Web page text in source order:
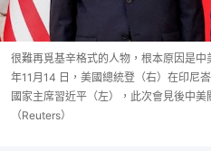
很難再覓基辛格式的人物，根本原因是
年11月14 日，美國總統登（右）在印尼
國家主席習近平（左），此次會見後中美
（Reuters）